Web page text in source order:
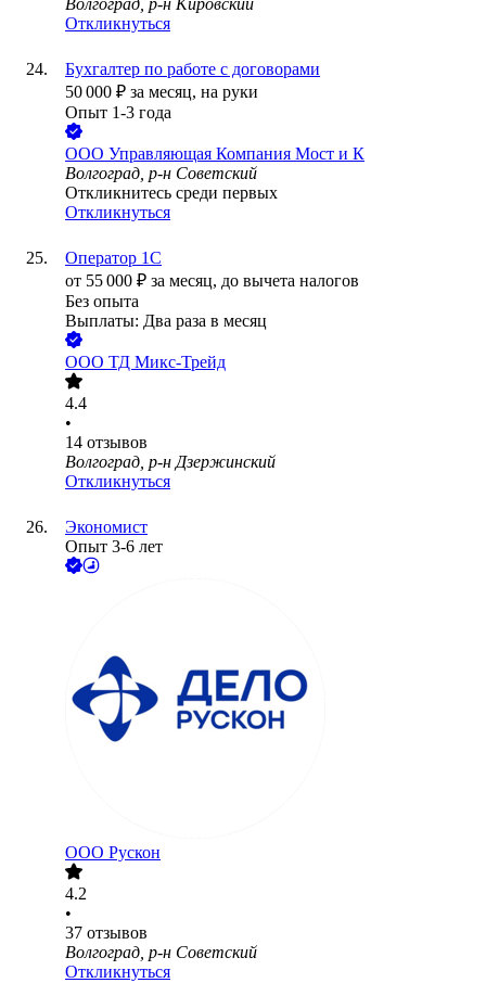
Волгоград, р-н Кировский
Откликнуться
Бухгалтер по работе с договорами
50 000 ₽ за месяц, на руки
Опыт 1-3 года
ООО Управляющая Компания Мост и К
Волгоград, р-н Советский
Откликнитесь среди первых
Откликнуться
Оператор 1С
от 55 000 ₽ за месяц, до вычета налогов
Без опыта
Выплаты: Два раза в месяц
ООО ТД Микс-Трейд
4.4
•
14 отзывов
Волгоград, р-н Дзержинский
Откликнуться
Экономист
Опыт 3-6 лет
ООО Рускон
4.2
•
37 отзывов
Волгоград, р-н Советский
Откликнуться